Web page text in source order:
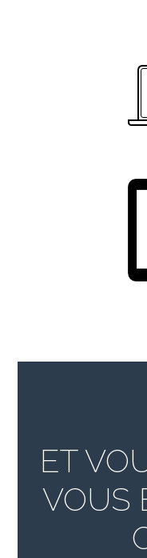
ET
VOUS